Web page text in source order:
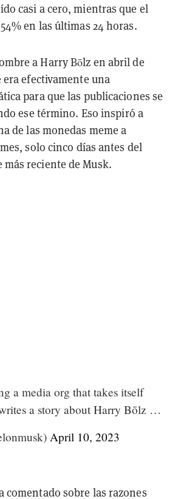
casi a cero, mientras que el
en las últimas 24 horas.
a Harry Bōlz en abril de
era efectivamente una
para que las publicaciones se
ese término. Eso inspiró a
de las monedas meme a
solo cinco días antes del
reciente de Musk.
a media org that takes itself
a story about Harry Bōlz …
April 10, 2023
comentado sobre las razones